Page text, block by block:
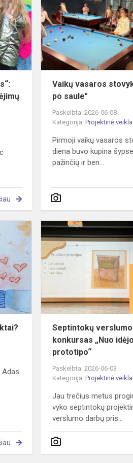
„Miškas“:
nuo
mokyklos
kiemo
tyrinėjimų
i...
Vaikų vasaros
po saule"
Paskelbta: 2026-06-08
Kategorija:Projektinė veikla
Pirmoji vaikų vasaros
diena buvo kupina
pažinčių ir ben...
Kaip
veikia
virtualūs
projektai?
Adas
Septintokų
konkursas „Nuo
prototipo“
Paskelbta: 2026-06-03
Kategorija:Projektinė veikla
Jau trečius metus
vyko septintokų
verslumo darbų pris...